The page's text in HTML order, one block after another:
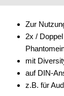
GT 21
GT 5
ISO (50
Zur
2x /
mit
auf DIN-
z.B. für